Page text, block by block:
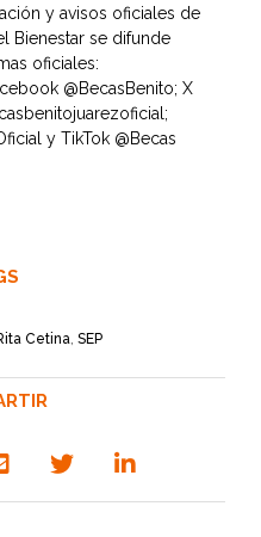
y avisos oficiales de
Bienestar se difunde
oficiales:
@BecasBenito; X
y TikTok @Becas
Cetina, SEP